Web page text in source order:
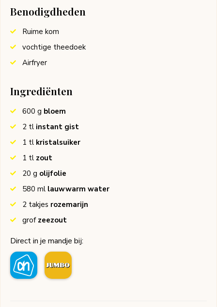
Benodigdheden
Ruime kom
vochtige theedoek
Airfryer
Ingrediënten
600 g bloem
2 tl instant gist
1 tl kristalsuiker
1 tl zout
20 g olijfolie
580 ml lauwwarm water
2 takjes rozemarijn
grof zeezout
Direct in je mandje bij: